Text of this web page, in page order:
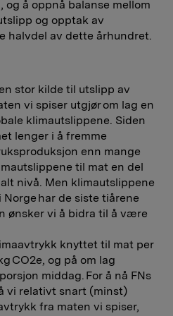
og å oppnå balanse mellom
og opptak av
halvdel av dette århundret.
stor kilde til utslipp av
vi spiser utgjør om lag en
klimautslippene. Siden
lenger i å fremme
enn mange
til mat en del
nivå. Men klimautslippene
har de siste tiårene
ønsker vi å bidra til å være
knyttet til mat per
CO2e, og på om lag
middag. For å nå FNs
vi relativt snart (minst)
fra maten vi spiser,